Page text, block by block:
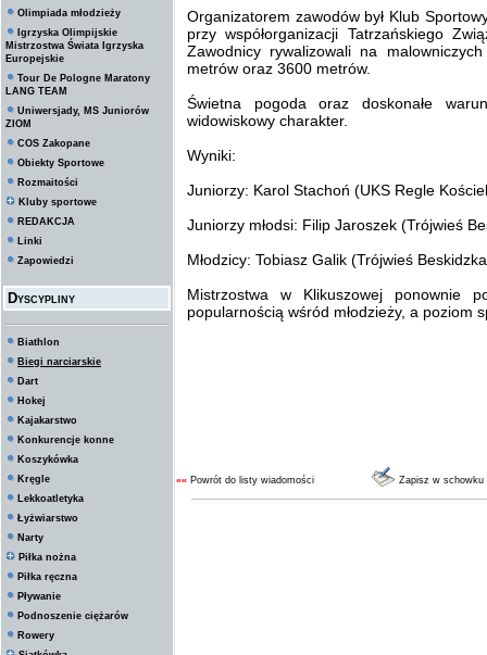
Olimpiada młodzieży
Igrzyska Olimpijskie
Mistrzostwa Świata Igrzyska
Europejskie
Tour De Pologne Maratony
LANG TEAM
Uniwersjady, MS Juniorów
ZIOM
COS Zakopane
Obiekty Sportowe
Rozmaitości
Kluby sportowe
REDAKCJA
Linki
Zapowiedzi
Dyscypliny
Biathlon
Biegi narciarskie
Dart
Hokej
Kajakarstwo
Konkurencje konne
Koszykówka
Kręgle
Lekkoatletyka
Łyżwiarstwo
Narty
Piłka nożna
Piłka ręczna
Pływanie
Podnoszenie ciężarów
Rowery
Organizatorem zawodów był Klub
przy współorganizacji Tatrzańskiego
Zawodnicy rywalizowali na
metrów oraz 3600 metrów.
Świetna pogoda oraz doskonałe
widowiskowy charakter.
Wyniki:
Juniorzy: Karol Stachoń (UKS Regle
Juniorzy młodsi: Filip Jaroszek (Trójwieś
Młodzicy: Tobiasz Galik (Trójwieś
Mistrzostwa w Klikuszowej ponownie
popularnością wśród młodzieży, a poziom
«« Powrót do listy wiadomości Zapisz w schowku